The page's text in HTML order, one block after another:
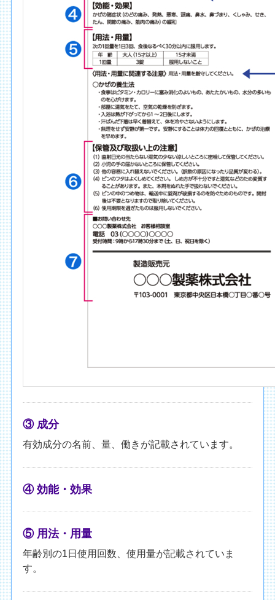
③ 成分
有効成分の名前、量、働きが記載されています。
④ 効能・効果
⑤ 用法・用量
年齢別の1日使用回数、使用量が記載されていま
す。